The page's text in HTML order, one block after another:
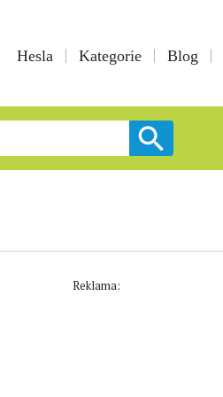
Hesla Kategorie Blog
Reklama: